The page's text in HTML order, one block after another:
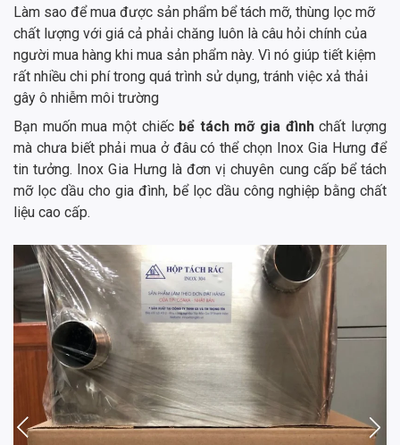
Làm sao để mua được sản phẩm bể tách mỡ, thùng lọc mỡ
chất lượng với giá cả phải chăng luôn là câu hỏi chính của
người mua hàng khi mua sản phẩm này. Vì nó giúp tiết kiệm
rất nhiều chi phí trong quá trình sử dụng, tránh việc xả thải
gây ô nhiễm môi trường
Bạn muốn mua một chiếc bể tách mỡ gia đìnhchất lượng
mà chưa biết phải mua ở đâu có thể chọn Inox Gia Hưng để
tin tưởng. Inox Gia Hưng là đơn vị chuyên cung cấp bể tách
mỡ lọc dầu cho gia đình, bể lọc dầu công nghiệp bằng chất
liệu cao cấp.